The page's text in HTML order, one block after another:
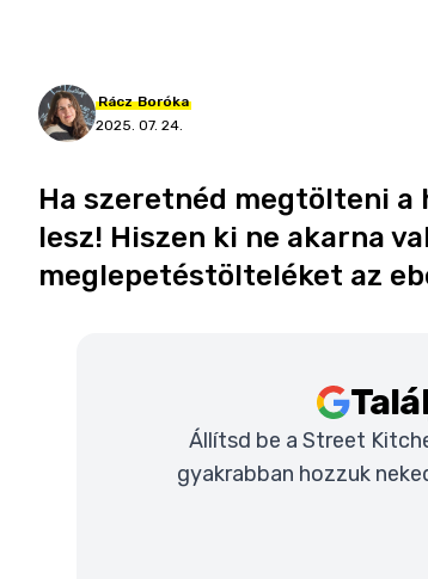
Rácz Boróka
2025. 07. 24.
Ha szeretnéd megtölteni a
lesz! Hiszen ki ne akarna
meglepetéstölteléket az
Állítsd be a Street
gyakrabban hozzuk